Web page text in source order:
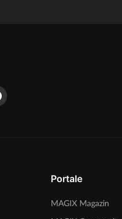
Portale
MAGIX Magazin